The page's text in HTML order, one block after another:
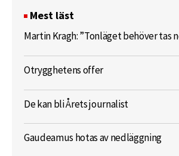
Mest läst
Martin Kragh: ”Tonläget behöver tas
Otrygghetens offer
De kan bli Årets journalist
Gaudeamus hotas av nedläggning